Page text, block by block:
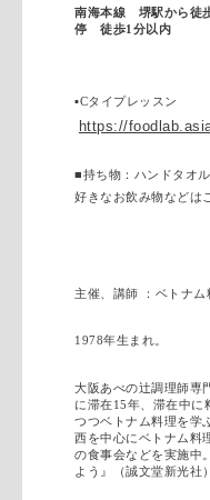
南海本線 堺駅から徒
停 徒歩1分以内
▪️Cタイプレッスン
https://
■持ち物：ハンドタオ
好きなお飲み物などは
主催、講師 ：ベトナ
1978年生まれ。
大阪あべの辻調理師専
に滞在15年、滞在中に
つつベトナム料理を学
西を中心にベトナム料
の食事会などを実施中
よう』（誠文堂新光社